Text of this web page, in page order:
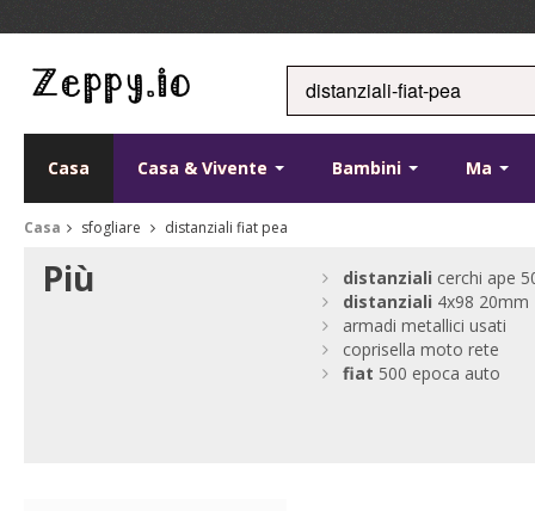
Casa Casa & Vivente Bambini Ma
Casa sfogliare distanziali fiat pea
Più distanziali cerchi ape
distanziali 4x98 20mm
armadi metallici usati
coprisella moto rete
fiat 500 epoca auto